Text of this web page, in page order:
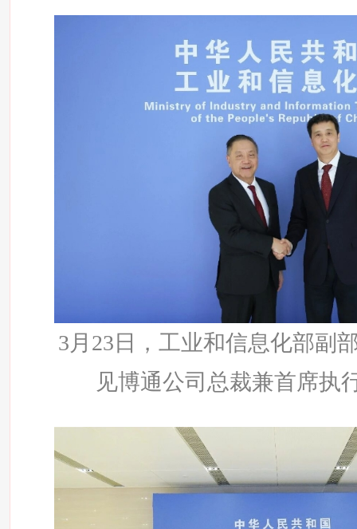
3月23日，工业和信息化部副
见博通公司总裁兼首席执